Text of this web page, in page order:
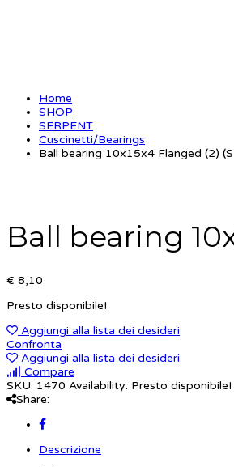
Home
SHOP
SERPENT
Cuscinetti/Bearings
Ball bearing 10x15x4 Flanged (2)
Ball bearing
€ 8,10
Presto disponibile!
Aggiungi alla lista dei desideri
Confronta
Aggiungi alla lista dei desideri
Compare
SKU: 1470 Availability: Presto disponibile!
Share:
Descrizione